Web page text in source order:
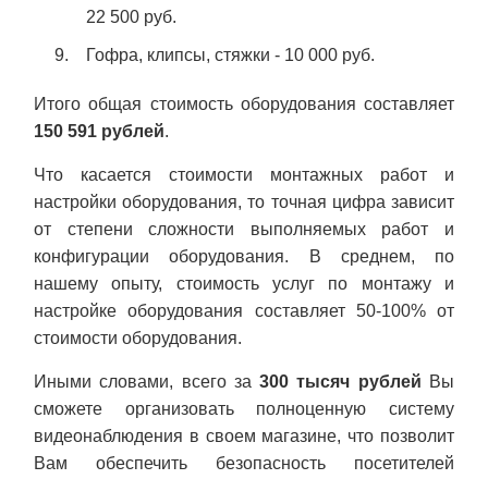
22 500 руб.
Гофра, клипсы, стяжки - 10 000 руб.
Итого общая стоимость оборудования составляет
150 591 рублей.
Что касается стоимости монтажных работ и
настройки оборудования, то точная цифра зависит
от степени сложности выполняемых работ и
конфигурации оборудования. В среднем, по
нашему опыту, стоимость услуг по монтажу и
настройке оборудования составляет 50-100% от
стоимости оборудования.
Иными словами, всего за300 тысяч рублей Вы
сможете организовать полноценную систему
видеонаблюдения в своем магазине, что позволит
Вам обеспечить безопасность посетителей